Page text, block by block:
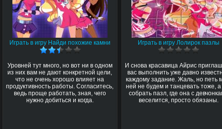
Играть в игру Найди похожие камни
Уровней тут много, но вот ни в одном
из них вам не дают конкретной цели,
что не очень хорошо влияет на
продуктивность работы. Согласитесь,
ведь проще работать, зная, чего
нужно добиться и когда.
Играть в игру Лолирок пазлы
И снова красавица Айрис
вас выполнить уже давно
каждому задание. Жаль, но петь
ней не будем и танцевать тоже, а
собрать пазл, где она с
веселится, просто обязаны.